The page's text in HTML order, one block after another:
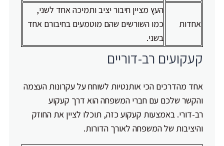
אחדות
העץ מציין חיבור יציב ותמיכה אחד לשני,
כמו השורשים שהם מוטמעים בחיבורם אחד
בשני.
קעקועים רב-דוריים
אחד מהדרכים הכי אותנטיות לשוחח על עקרונות העצמה
והקשר שלכם עם חברי המשפחה הוא דרך קעקוע
רב-דורי. באמצעות קעקוע כזה, תוכלו לציין את החוזק
והיציבות של המשפחה לאורך הדורות.